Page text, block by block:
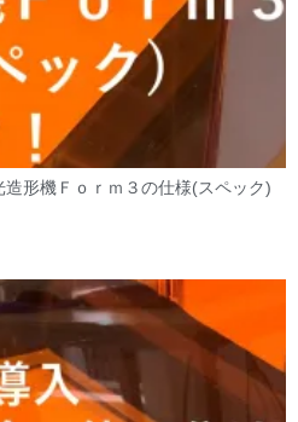
造形機Ｆｏｒｍ３の仕様(スペック)